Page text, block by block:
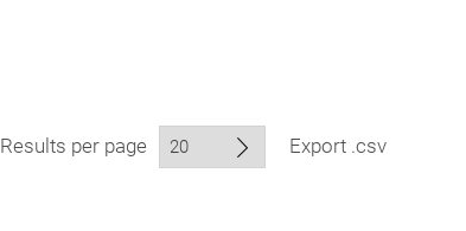
Results per page Export .csv